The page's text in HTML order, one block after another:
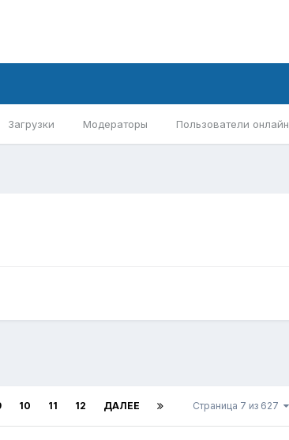
Загрузки Модераторы Пользователи онлайн
10 11 12 ДАЛЕЕ Страница 7 из 627